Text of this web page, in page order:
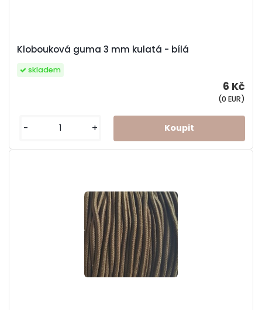
Klobouková guma 3 mm kulatá - bílá
6 Kč
(0 EUR)
skladem
- +